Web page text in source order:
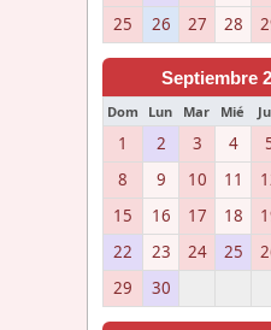
25
26 27 28
Septiembre
Dom Lun Mar Mié
1 2 3 4
8
9 10 11
15
16 17 18
22
23 24 25
29
30